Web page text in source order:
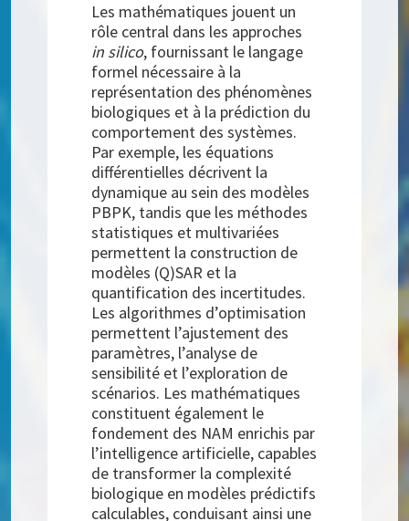
Les mathématiques jouent un
rôle central dans les approches
in silico, fournissant le langage
formel nécessaire à la
représentation des phénomènes
biologiques et à la prédiction du
comportement des systèmes.
Par exemple, les équations
différentielles décrivent la
dynamique au sein des modèles
PBPK, tandis que les méthodes
statistiques et multivariées
permettent la construction de
modèles (Q)SAR et la
quantification des incertitudes.
Les algorithmes d’optimisation
permettent l’ajustement des
paramètres, l’analyse de
sensibilité et l’exploration de
scénarios. Les mathématiques
constituent également le
fondement des NAM enrichis par
l’intelligence artificielle, capables
de transformer la complexité
biologique en modèles prédictifs
calculables, conduisant ainsi une